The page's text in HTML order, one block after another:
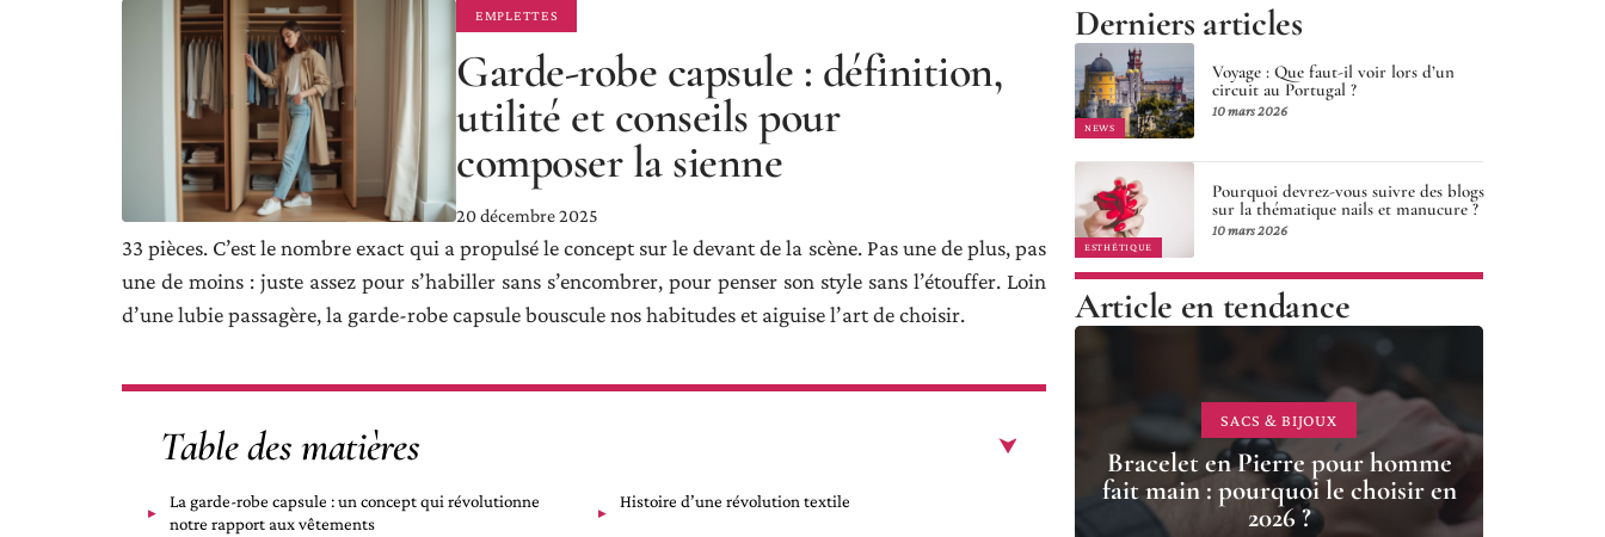
EMPLETTES
Garde-robe capsule : définition,
utilité et conseils pour
composer la sienne
20 décembre 2025
33 pièces. C’est le nombre exact qui a propulsé le concept sur le devant de la scène. Pas une de plus, pas
une de moins : juste assez pour s’habiller sans s’encombrer, pour penser son style sans l’étouffer. Loin
d’une lubie passagère, la garde-robe capsule bouscule nos habitudes et aiguise l’art de choisir.
Table des matières
La garde-robe capsule : un concept qui révolutionne
notre rapport aux vêtements
Histoire d’une révolution textile
Derniers articles
NEWS
Voyage : Que faut-il voir lors d’un
circuit au Portugal ?
10 mars 2026
ESTHÉTIQUE
Pourquoi devrez-vous suivre des blogs
sur la thématique nails et manucure ?
10 mars 2026
Article en tendance
SACS & BIJOUX
Bracelet en Pierre pour homme
fait main : pourquoi le choisir en
2026 ?